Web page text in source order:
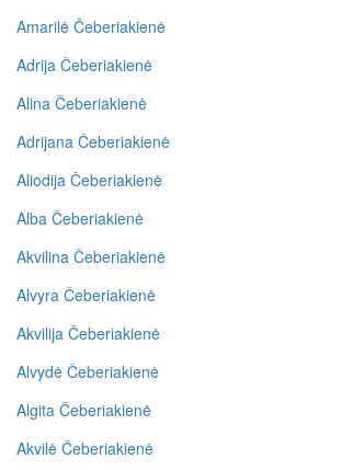
Amarilė Čeberiakienė
Adrija Čeberiakienė
Alina Čeberiakienė
Adrijana Čeberiakienė
Aliodija Čeberiakienė
Alba Čeberiakienė
Akvilina Čeberiakienė
Alvyra Čeberiakienė
Akvilija Čeberiakienė
Alvydė Čeberiakienė
Algita Čeberiakienė
Akvilė Čeberiakienė